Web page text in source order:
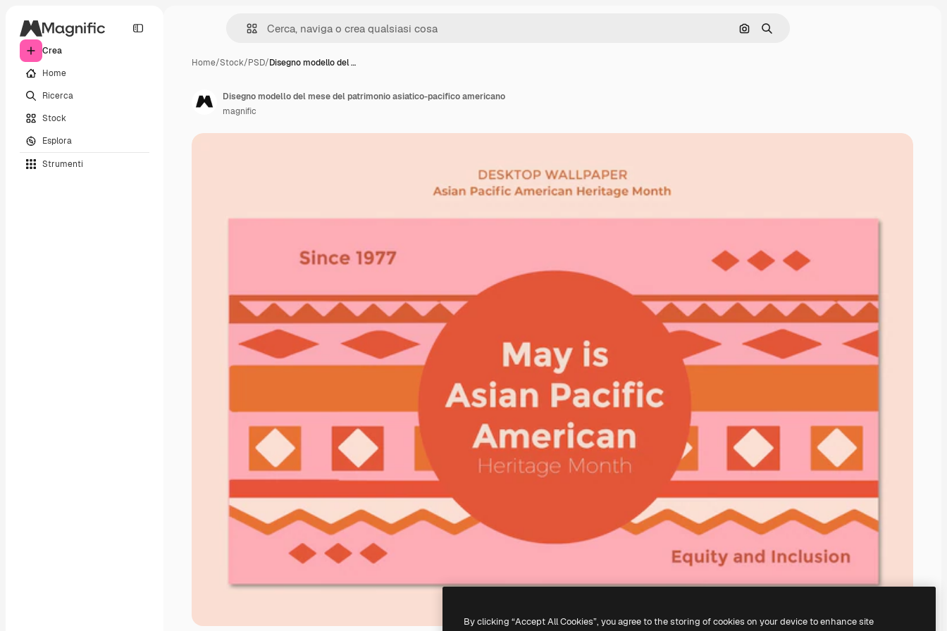
Crea
Home
Ricerca
Stock
Esplora
Strumenti
Cerca per immagine
Ricerca
Home/Stock/PSD/Disegno modello del …
Disegno modello del mese del patrimonio asiatico-pacifico americano
magnific
By clicking “Accept All Cookies”, you agree to the storing of cookies on your device to enhance site